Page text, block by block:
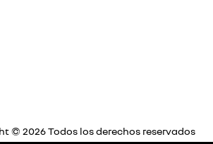
© 2026 Todos los derechos reservados